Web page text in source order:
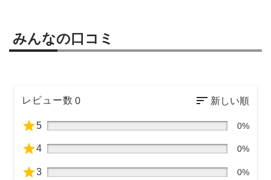
みんなの口コミ
レビュー数 0
5 0%
4 0%
3 0%